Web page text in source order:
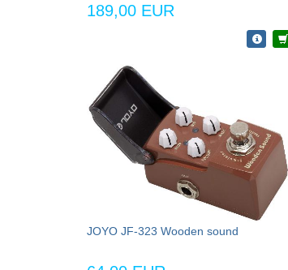
189,00 EUR
JOYO JF-323 Wooden sound